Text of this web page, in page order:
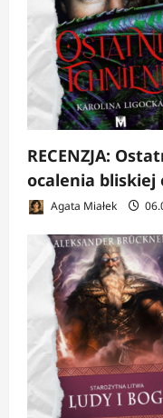
RECENZJA:
ocalenia bliskiej
Agata Miałek